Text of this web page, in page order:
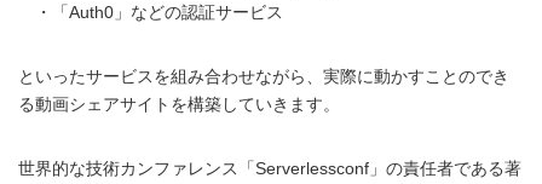
・「Auth0」などの認証サービス
といったサービスを組み合わせながら、実際に動かすことのでき
る動画シェアサイトを構築していきます。
世界的な技術カンファレンス「Serverlessconf」の責任者である著